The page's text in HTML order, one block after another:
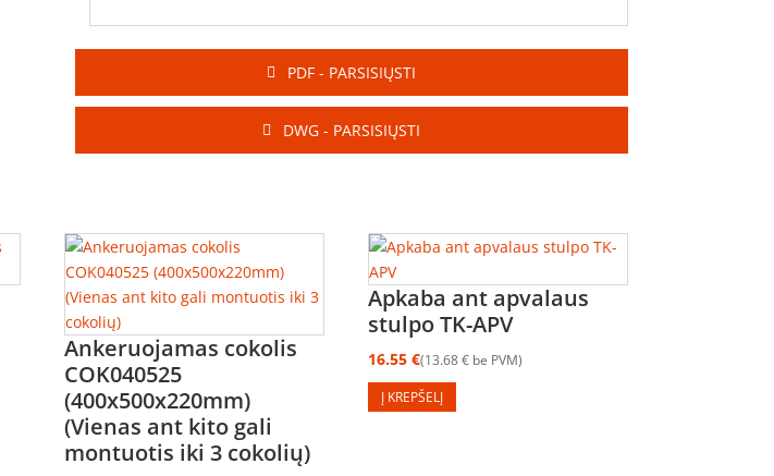
PDF - PARSISIŲSTI
DWG - PARSISIŲSTI
Ankeruojamas cokolis
COK040525
(400x500x220mm)
(Vienas ant kito gali
montuotis iki 3 cokolių)
Apkaba ant apvalaus
stulpo TK-APV
16.55€ 13.68€ be PVM
Į KREPŠELĮ